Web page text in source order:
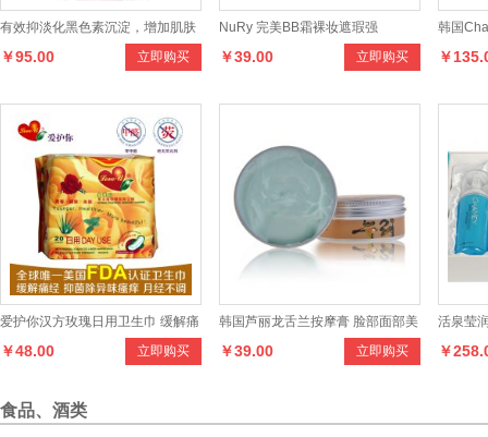
有效抑淡化黑色素沉淀，增加肌肤
亮白与弹性 立即购买
￥95.00
NuRy 完美BB霜裸妆遮瑕强
立即购买
￥39.00
韩国
调理霜
￥
爱护你汉方玫瑰日用卫生巾 缓解痛
经台湾进口★无荧光剂★无甲醛
立即购买
￥48.00
韩国芦丽龙舌兰按摩膏 脸部面部美
白按摩膏身体按摩霜 立即购买
￥39.00
活泉莹
￥
食品、酒类